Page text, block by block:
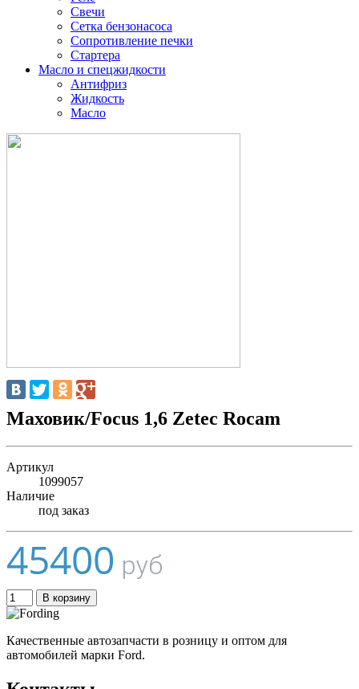
Свечи
Сетка бензонасоса
Сопротивление печки
Стартера
Масло и спецжидкости
Антифриз
Жидкость
Масло
Маховик/Focus 1,6 Zetec Rocam
Артикул
1099057
Наличие
под заказ
45400руб
В корзину
Качественные автозапчасти в розницу и оптом для
автомобилей марки Ford.